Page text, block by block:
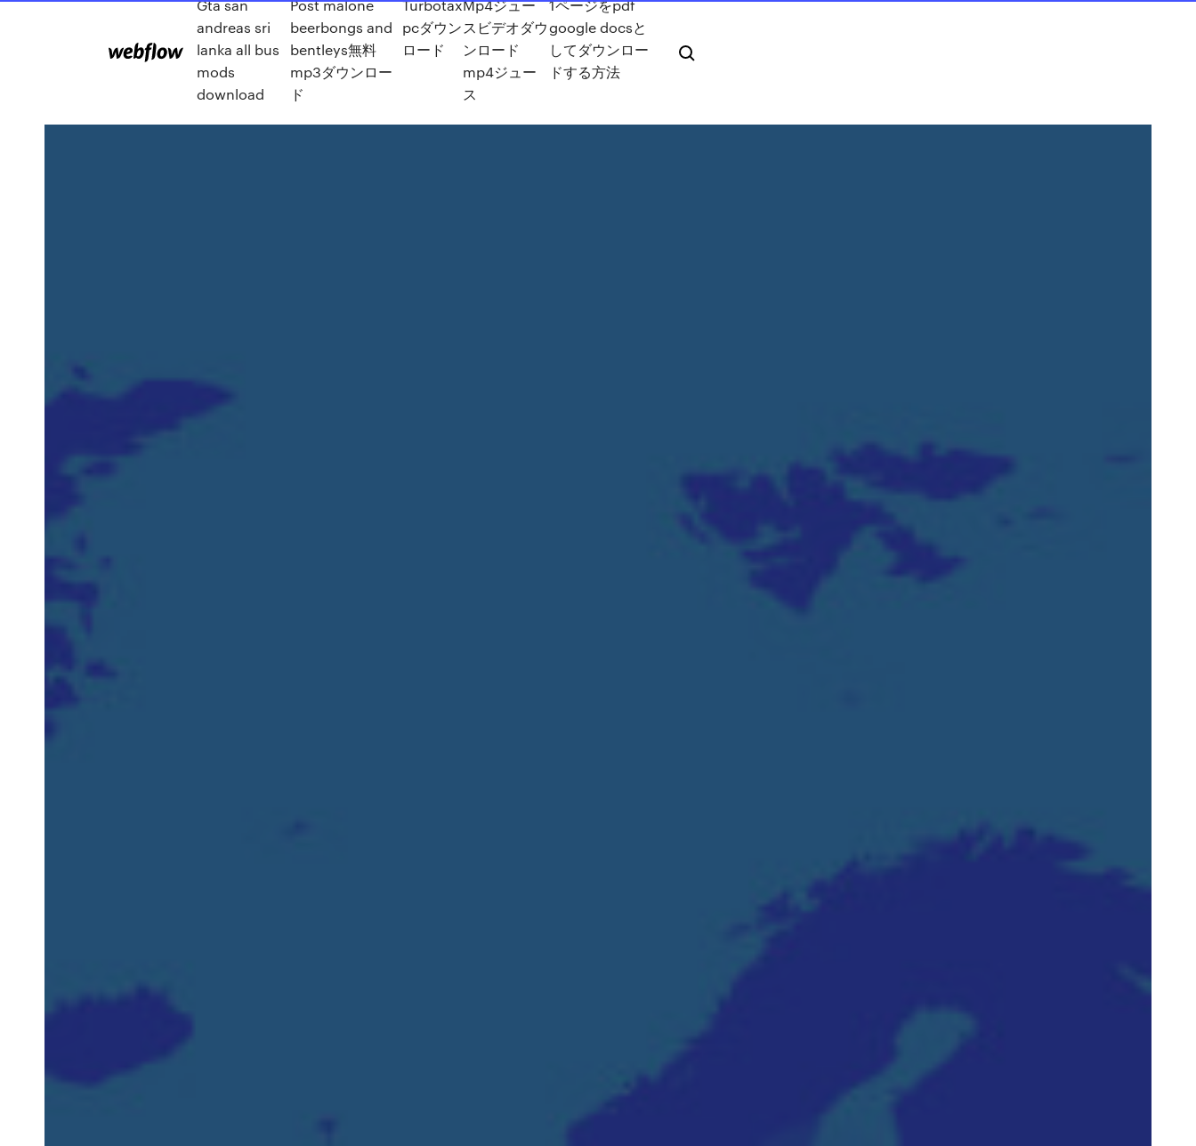
Gta san
andreas sri
lanka all bus
mods
download
Post malone
beerbongs and
bentleys無料
mp3ダウンロー
ド
Turbotax
pcダウン
ロード
Mp4ジュー
スビデオダウ
ンロード
mp4ジュー
ス
1ページをpdf
google docsと
してダウンロー
ドする方法